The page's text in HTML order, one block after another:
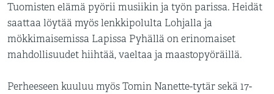
Tuomisten elämä pyörii musiikin ja työn parissa. Heidät
saattaa löytää myös lenkkipolulta Lohjalla ja
mökkimaisemissa Lapissa Pyhällä on erinomaiset
mahdollisuudet hiihtää, vaeltaa ja maastopyöräillä.
Perheeseen kuuluu myös Tomin Nanette-tytär sekä 17-